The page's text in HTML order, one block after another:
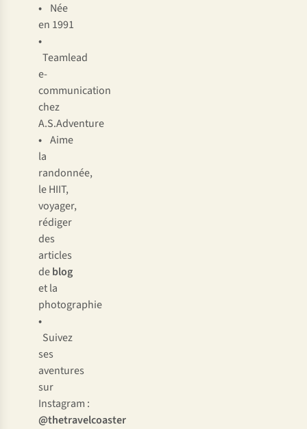
• Née
en 1991
•
Teamlead
e-
communication
chez
A.S.Adventure
• Aime
la
randonnée,
le HIIT,
voyager,
rédiger
des
articles
deblog
et la
photographie
•
Suivez
ses
aventures
sur
Instagram :
@thetravelcoaster